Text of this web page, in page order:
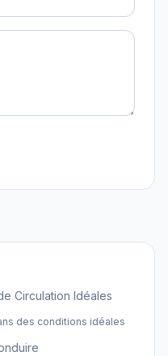
Circulation Idéales
des conditions idéales